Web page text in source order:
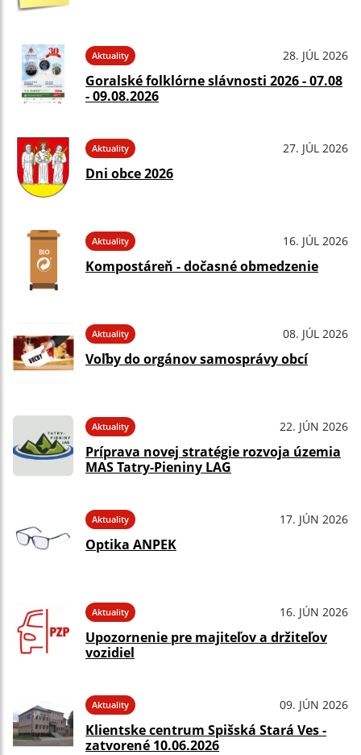
Aktuality 28. JÚL 2026
Goralské folklórne slávnosti 2026 - 07.08
- 09.08.2026
Aktuality 27. JÚL 2026
Dni obce 2026
Aktuality 16. JÚL 2026
Kompostáreň - dočasné obmedzenie
Aktuality 08. JÚL 2026
Voľby do orgánov samosprávy obcí
Aktuality 22. JÚN 2026
Príprava novej stratégie rozvoja územia
MAS Tatry-Pieniny LAG
Aktuality 17. JÚN 2026
Optika ANPEK
Aktuality 16. JÚN 2026
Upozornenie pre majiteľov a držiteľov
vozidiel
Aktuality 09. JÚN 2026
Klientske centrum Spišská Stará Ves -
zatvorené 10.06.2026